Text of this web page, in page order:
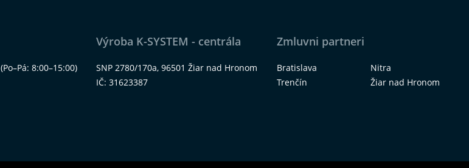
(Po–Pá: 8:00–15:00)
Výroba K-SYSTEM - centrála
SNP 2780/170a, 96501 Žiar nad Hronom
IČ: 31623387
Zmluvni partneri
Bratislava
Nitra
Trenčín
Žiar nad Hronom